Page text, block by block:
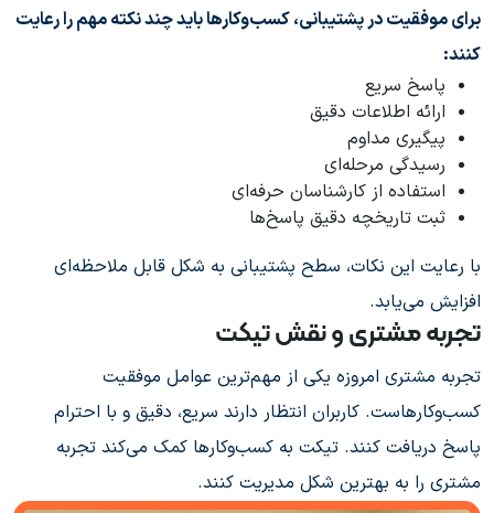
برای موفقیت در پشتیبانی، کسب‌وکارها باید چند نکته مهم را رعایت
کنند:
پاسخ سریع
ارائه اطلاعات دقیق
پیگیری مداوم
رسیدگی مرحله‌ای
استفاده از کارشناسان حرفه‌ای
ثبت تاریخچه دقیق پاسخ‌ها
با رعایت این نکات، سطح پشتیبانی به شکل قابل ملاحظه‌ای
افزایش می‌یابد.
تجربه مشتری و نقش تیکت
تجربه مشتری امروزه یکی از مهم‌ترین عوامل موفقیت
کسب‌وکارهاست. کاربران انتظار دارند سریع، دقیق و با احترام
پاسخ دریافت کنند. تیکت به کسب‌وکارها کمک می‌کند تجربه
مشتری را به بهترین شکل مدیریت کنند.